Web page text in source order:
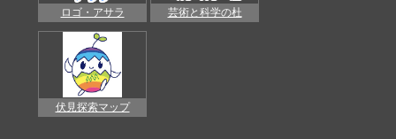
ロゴ・アサラ 芸術と科学の杜
伏見探索マップ